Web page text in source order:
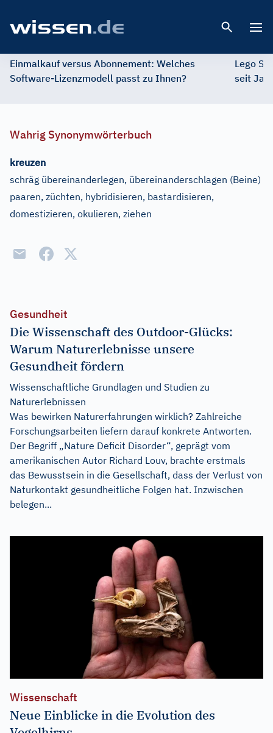
Einmalkauf versus Abonnement: Welches
Software-Lizenzmodell passt zu Ihnen?
Lego
seit
Wahrig Synonymwörterbuch
kreuzen
schräg übereinanderlegen, übereinanderschlagen (Beine)
paaren, züchten, hybridisieren, bastardisieren,
domestizieren, okulieren, ziehen
Gesundheit
Die Wissenschaft des Outdoor-Glücks:
Warum Naturerlebnisse unsere
Gesundheit fördern
Wissenschaftliche Grundlagen und Studien zu
Naturerlebnissen
Was bewirken Naturerfahrungen wirklich? Zahlreiche
Forschungsarbeiten liefern darauf konkrete Antworten.
Der Begriff „Nature Deficit Disorder“, geprägt vom
amerikanischen Autor Richard Louv, brachte erstmals
das Bewusstsein in die Gesellschaft, dass der Verlust von
Naturkontakt gesundheitliche Folgen hat. Inzwischen
belegen...
Wissenschaft
Neue Einblicke in die Evolution des